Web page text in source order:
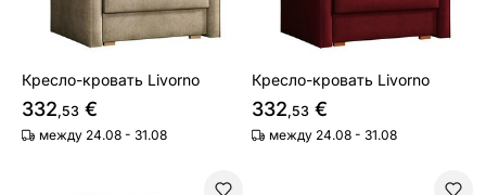
Кресло-кровать Livorno
332,53 €
между 24.08 - 31.08
Кресло-кровать Livorno
332,53 €
между 24.08 - 31.08